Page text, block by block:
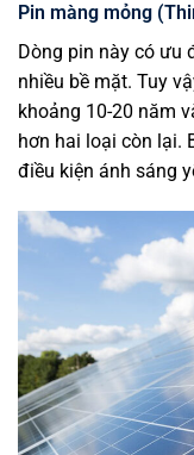
Pin màng mỏng
Dòng pin này có ưu
nhiều bề mặt. Tuy
khoảng 10-20 năm
hơn hai loại còn lại.
điều kiện ánh sáng